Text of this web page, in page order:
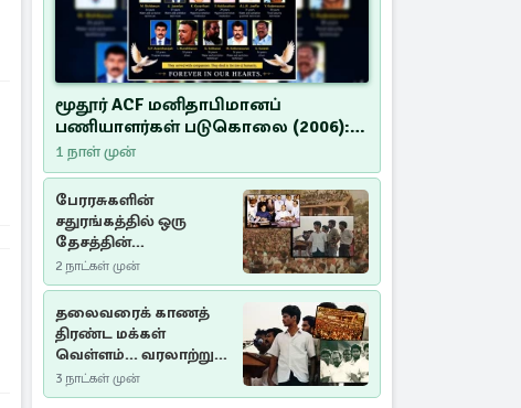
மூதூர் ACF மனிதாபிமானப்
பணியாளர்கள் படுகொலை (2006):
20 ஆண்டுகளாகியும் நீதி
மறுக்கப்பட்ட மனிதாபிமானப்
பேரவலம்
1 நாள் முன்
பேரரசுகளின்
சதுரங்கத்தில் ஒரு
தேசத்தின்
தீர்க்கதரிசனம் :
சுதுமலை பிரகடனம்
ஒரு வரலாற்றுப் பாடம்
2 நாட்கள் முன்
தலைவரைக் காணத்
திரண்ட மக்கள்
வெள்ளம்... வரலாற்றுச்
சிறப்புமிக்க சுதுமலைப்
பிரகடனம்…
3 நாட்கள் முன்